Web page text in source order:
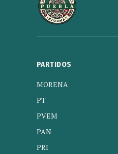
PARTIDOS
MORENA
PT
PVEM
PAN
PRI